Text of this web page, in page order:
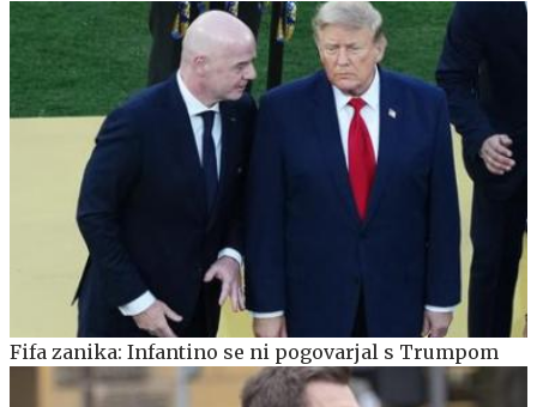
Fifa zanika: Infantino se ni pogovarjal s Trumpom